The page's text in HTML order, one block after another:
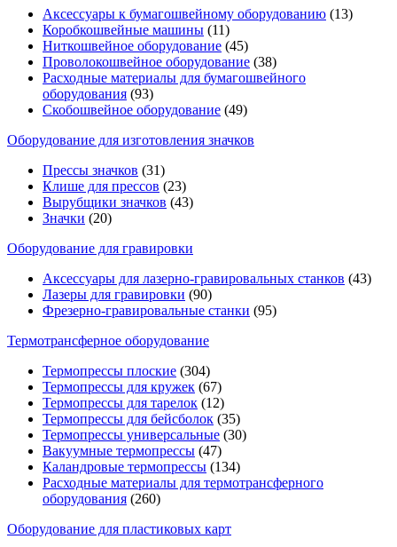
Аксессуары к бумагошвейному оборудованию (13)
Коробкошвейные машины (11)
Ниткошвейное оборудование (45)
Проволокошвейное оборудование (38)
Расходные материалы для бумагошвейного
оборудования (93)
Скобошвейное оборудование (49)
Оборудование для изготовления значков
Прессы значков (31)
Клише для прессов (23)
Вырубщики значков (43)
Значки (20)
Оборудование для гравировки
Аксессуары для лазерно-гравировальных станков (43)
Лазеры для гравировки (90)
Фрезерно-гравировальные станки (95)
Термотрансферное оборудование
Термопрессы плоские (304)
Термопрессы для кружек (67)
Термопрессы для тарелок (12)
Термопрессы для бейсболок (35)
Термопрессы универсальные (30)
Вакуумные термопрессы (47)
Каландровые термопрессы (134)
Расходные материалы для термотрансферного
оборудования (260)
Оборудование для пластиковых карт